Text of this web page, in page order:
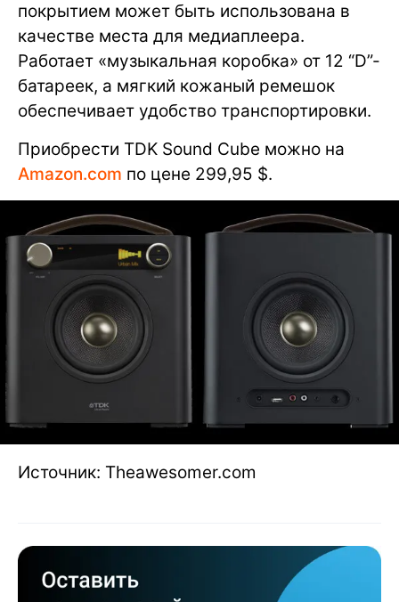
покрытием может быть использована в
качестве места для медиаплеера.
Работает «музыкальная коробка» от 12 “D”-
батареек, а мягкий кожаный ремешок
обеспечивает удобство транспортировки.
Приобрести TDK Sound Cube можно на
Аmazon.com по цене 299,95 $.
Источник: Theawesomer.com